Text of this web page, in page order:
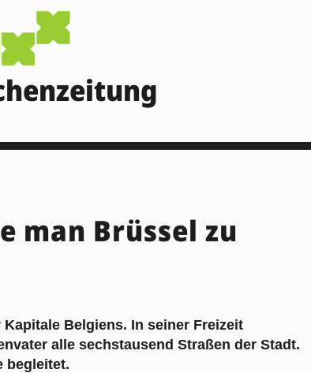
man Brüssel zu
Belgiens. In seiner Freizeit
alle sechstausend Straßen der Stadt.
begleitet.